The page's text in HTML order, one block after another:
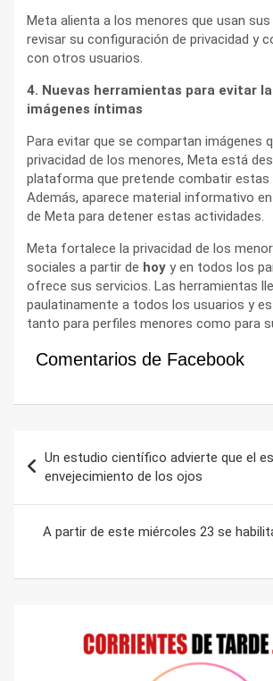
Meta alienta a los menores que usan
revisar su configuración de privacidad y
con otros usuarios.
4. Nuevas herramientas para evitar
imágenes íntimas
Para evitar que se compartan imágenes
privacidad de los menores, Meta está
plataforma que pretende combatir estas
Además, aparece material informativo
de Meta para detener estas actividades.
Meta fortalece la privacidad de los
sociales a partir de hoy y en todos los
ofrece sus servicios. Las herramientas
paulatinamente a todos los usuarios y
tanto para perfiles menores como para
Comentarios de Facebook
de
entradas
Un estudio científico advierte que el
envejecimiento de los ojos
A partir de este miércoles 23 se